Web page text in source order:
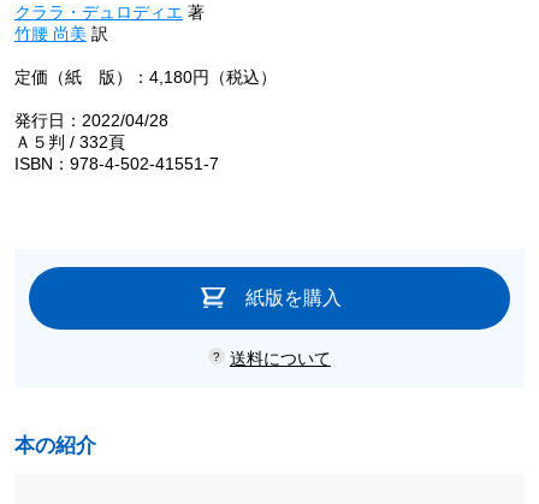
クララ・デュロディエ 著
竹腰 尚美 訳
定価（紙 版）：4,180円（税込）
発行日：2022/04/28
Ａ５判 / 332頁
ISBN：978-4-502-41551-7
紙版を購入
送料について
本の紹介